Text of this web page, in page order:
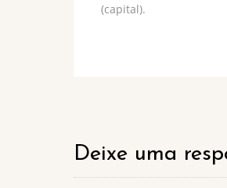
(capital).
Deixe uma